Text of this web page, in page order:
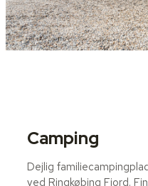
Camping
Dejlig
ved Ringkøbing Fjord.